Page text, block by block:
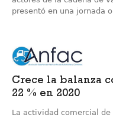
presentó en una jornada
Crece la balanza
22 % en 2020
La actividad comercial